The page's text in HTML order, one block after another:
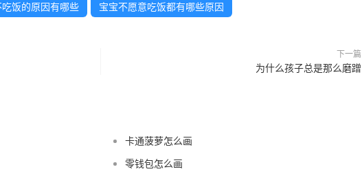
吃饭的原因有哪些 宝宝不愿意吃饭都有哪些原因
下一篇
为什么孩子总是那么磨蹭
卡通菠萝怎么画
零钱包怎么画